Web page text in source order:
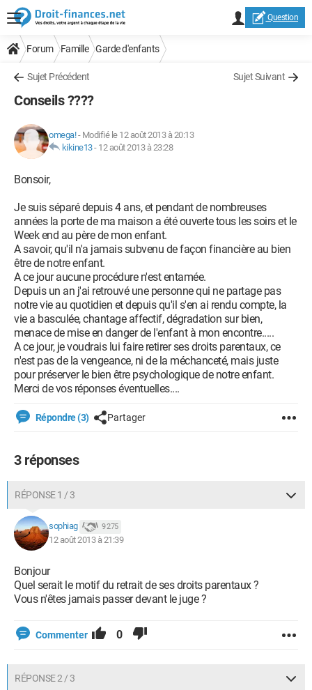
Question
Forum Famille Garde d'enfants
Sujet Précédent Sujet Suivant
Conseils ????
omega!- Modifié le 12 août 2013 à 20:13
kikine13- 12 août 2013 à 23:28
Bonsoir,
Je suis séparé depuis 4 ans, et pendant de nombreuses
années la porte de ma maison a été ouverte tous les soirs et le
Week end au père de mon enfant.
A savoir, qu'il n'a jamais subvenu de façon financière au bien
être de notre enfant.
A ce jour aucune procédure n'est entamée.
Depuis un an j'ai retrouvé une personne qui ne partage pas
notre vie au quotidien et depuis qu'il s'en ai rendu compte, la
vie a basculée, chantage affectif, dégradation sur bien,
menace de mise en danger de l'enfant à mon encontre.....
A ce jour, je voudrais lui faire retirer ses droits parentaux, ce
n'est pas de la vengeance, ni de la méchanceté, mais juste
pour préserver le bien être psychologique de notre enfant.
Merci de vos réponses éventuelles....
Répondre (3) Partager
3 réponses
RÉPONSE 1 / 3
sophiag 9 275
12 août 2013 à 21:39
Bonjour
Quel serait le motif du retrait de ses droits parentaux ?
Vous n'êtes jamais passer devant le juge ?
Commenter 0
RÉPONSE 2 / 3